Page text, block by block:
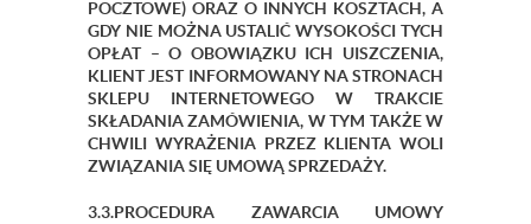
POCZTOWE) ORAZ O INNYCH KOSZTACH, A
GDY NIE MOŻNA USTALIĆ WYSOKOŚCI TYCH
OPŁAT – O OBOWIĄZKU ICH UISZCZENIA,
KLIENT JEST INFORMOWANY NA STRONACH
SKLEPU INTERNETOWEGO W TRAKCIE
SKŁADANIA ZAMÓWIENIA, W TYM TAKŻE W
CHWILI WYRAŻENIA PRZEZ KLIENTA WOLI
ZWIĄZANIA SIĘ UMOWĄ SPRZEDAŻY.
3.3.PROCEDURA ZAWARCIA UMOWY